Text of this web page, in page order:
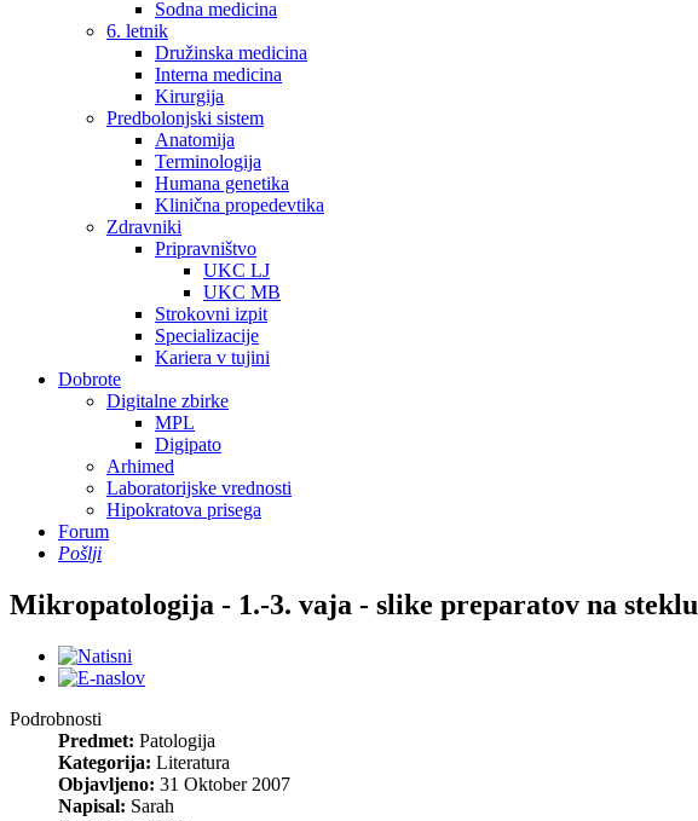
Sodna medicina
6. letnik
Družinska medicina
Interna medicina
Kirurgija
Predbolonjski sistem
Anatomija
Terminologija
Humana genetika
Klinična propedevtika
Zdravniki
Pripravništvo
UKC LJ
UKC MB
Strokovni izpit
Specializacije
Kariera v tujini
Dobrote
Digitalne zbirke
MPL
Digipato
Arhimed
Laboratorijske vrednosti
Hipokratova prisega
Forum
Pošlji
Mikropatologija - 1.-3. vaja - slike preparatov na steklu
Podrobnosti
Predmet: Patologija
Kategorija: Literatura
Objavljeno: 31 Oktober 2007
Napisal: Sarah